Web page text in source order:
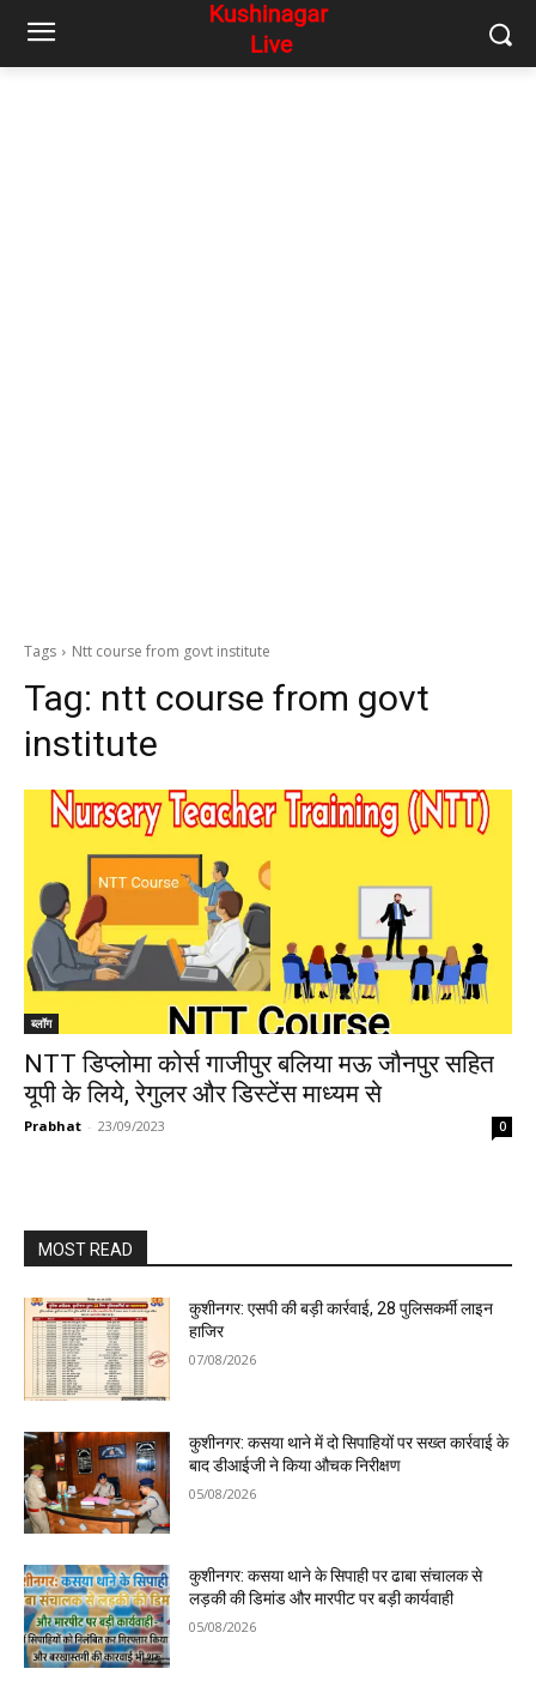
Tags Ntt course from govt institute
Tag: ntt course from govt
institute
ब्लॉग
NTT डिप्लोमा कोर्स गाजीपुर बलिया मऊ जौनपुर सहित
यूपी के लिये, रेगुलर और डिस्टेंस माध्यम से
Prabhat - 23/09/2023 0
MOST READ
कुशीनगर: एसपी की बड़ी कार्रवाई, 28 पुलिसकर्मी लाइन
हाजिर
07/08/2026
कुशीनगर: कसया थाने में दो सिपाहियों पर सख्त कार्रवाई के
बाद डीआईजी ने किया औचक निरीक्षण
05/08/2026
कुशीनगर: कसया थाने के सिपाही पर ढाबा संचालक से
लड़की की डिमांड और मारपीट पर बड़ी कार्यवाही
05/08/2026